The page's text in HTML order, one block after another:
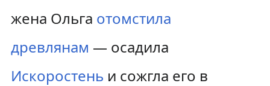
жена Ольга отомстила
древлянам — осадила
Искоростень и сожгла его в